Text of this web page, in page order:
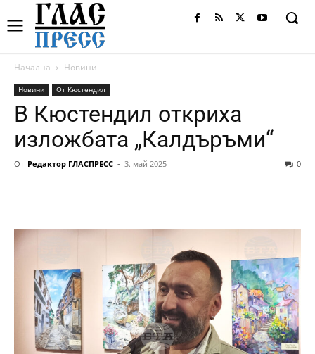
Начална Новини
Новини От Кюстендил
В Кюстендил откриха
изложбата „Калдъръми“
От Редактор ГЛАСПРЕСС - 3. май 2025 0